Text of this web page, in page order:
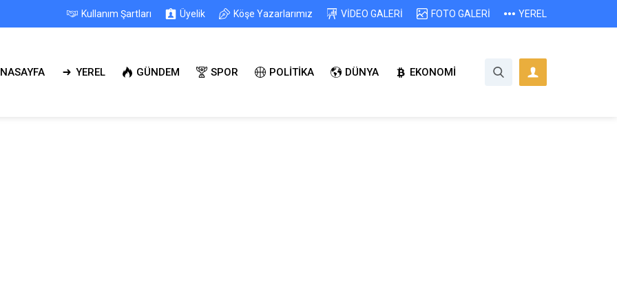
Kullanım Şartları Üyelik Köşe Yazarlarımız VİDEO GALERİ FOTO GALERİ YEREL
YEREL GÜNDEM SPOR POLİTİKA DÜNYA EKONOMİ